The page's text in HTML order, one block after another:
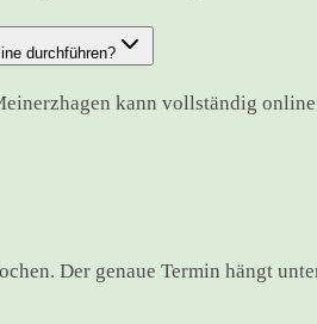
durchführen?
kann vollständig
Der genaue Termin hängt